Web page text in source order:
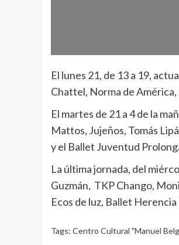
El lunes 21, de 13 a 19,
Chattel, Norma de
El martes de 21 a 4 de la
Mattos, Jujeños, Tomás
y el Ballet Juventud
La última jornada, del
Guzmán, TKP Chango,
Ecos de luz, Ballet
Tags: Centro Cultural "Manuel